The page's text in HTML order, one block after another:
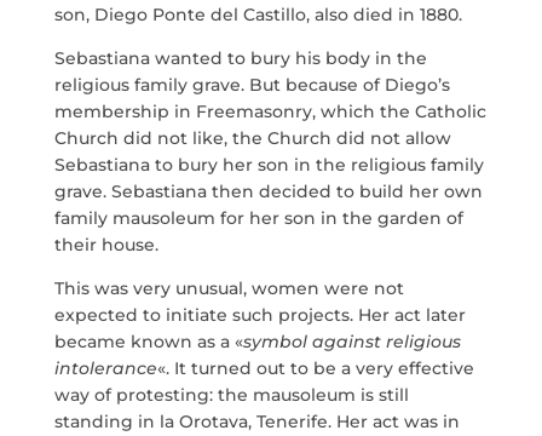
ESPACIO CULTURAL EL TANQUE
CONTACTO
porDigital
SOMOS TRANSPARENTES
porDulce Xerach
son, Diego Ponte del Castillo, also died in 1880.
Sebastiana wanted to bury his body in the
religious family grave. But because of Diego’s
membership in Freemasonry, which the Catholic
Church did not like, the Church did not allow
Sebastiana to bury her son in the religious family
grave. Sebastiana then decided to build her own
family mausoleum for her son in the garden of
their house.
This was very unusual, women were not
expected to initiate such projects. Her act later
became known as a «symbol against religious
intolerance«. It turned out to be a very effective
way of protesting: the mausoleum is still
standing in la Orotava, Tenerife. Her act was in